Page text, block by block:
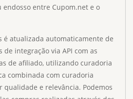
entre Cupom.net e o
é atualizada automaticamente de
de integração via API com as
de afiliado, utilizando curadoria
combinada com curadoria
e relevância. Podemos